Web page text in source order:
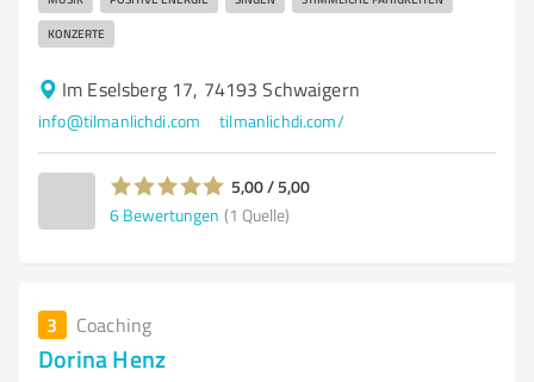
KONZERTE
Im Eselsberg 17, 74193 Schwaigern
info@tilmanlichdi.com tilmanlichdi.com/
5,00 / 5,00
6 Bewertungen (1 Quelle)
3 Coaching
Dorina Henz